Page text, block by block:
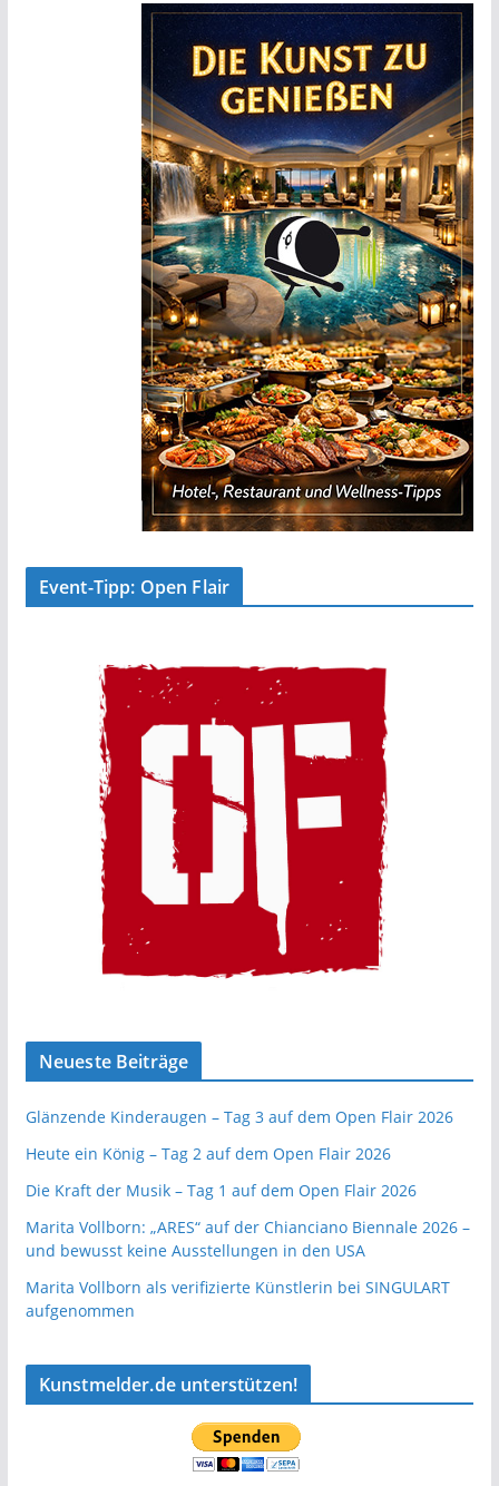
Event-Tipp: Open Flair
Neueste Beiträge
Glänzende Kinderaugen – Tag 3 auf dem Open Flair 2026
Heute ein König – Tag 2 auf dem Open Flair 2026
Die Kraft der Musik – Tag 1 auf dem Open Flair 2026
Marita Vollborn: „ARES“ auf der Chianciano Biennale 2026 –
und bewusst keine Ausstellungen in den USA
Marita Vollborn als verifizierte Künstlerin bei SINGULART
aufgenommen
Kunstmelder.de unterstützen!